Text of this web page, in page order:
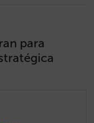
para